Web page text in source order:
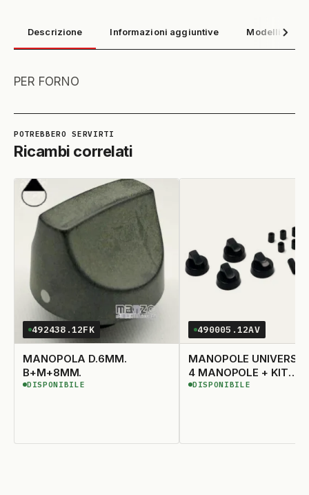
Descrizione Informazioni aggiuntive Modelli
PER FORNO
Ricambi correlati
492438.12FK
MANOPOLA D.6MM.
B+M+8MM.
DISPONIBILE
DISPONIBILE
490005.12AV
MANOPOLE
4 MANOPOLE + KIT
ADATTATORI ASSE
DISPONIBILE
DISPONIBILE